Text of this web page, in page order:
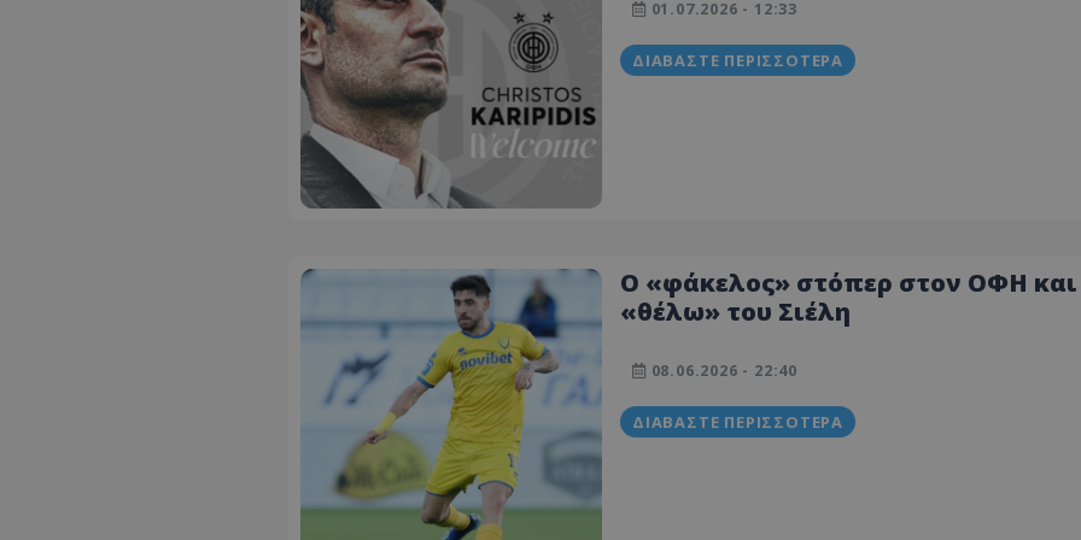
01.07.2026 - 12:33
ΔΙΑΒΆΣΤΕ ΠΕΡΙΣΣΌΤΕΡΑ
Ο «φάκελος» στόπερ στον ΟΦΗ
«θέλω» του Σιέλη
08.06.2026 - 22:40
ΔΙΑΒΆΣΤΕ ΠΕΡΙΣΣΌΤΕΡΑ